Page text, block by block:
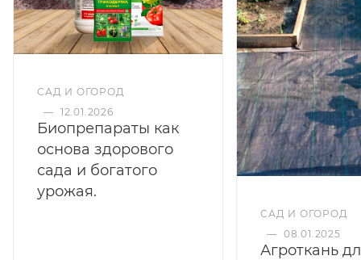
САД И ОГОРОД
— 12.01.2026
Биопрепараты как
основа здорового
сада и богатого
урожая.
САД И ОГОРОД
— 08.01.2025
Агроткань